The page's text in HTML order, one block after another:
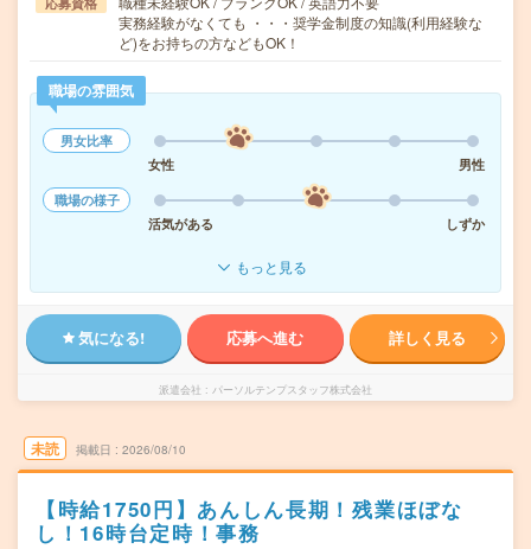
実務経験がなくても ・・・奨学金制度の知識(利用経験な
ど)をお持ちの方などもOK！
職場の雰囲気
男女比率
女性
男性
職場の様子
活気がある
しずか
もっと見る
気になる! 応募へ進む 詳しく見る
派遣会社 パーソルテンプスタッフ株式会社
未読 掲載日 2026/08/10
【時給1750円】あんしん長期！残業ほぼな
し！16時台定時！事務